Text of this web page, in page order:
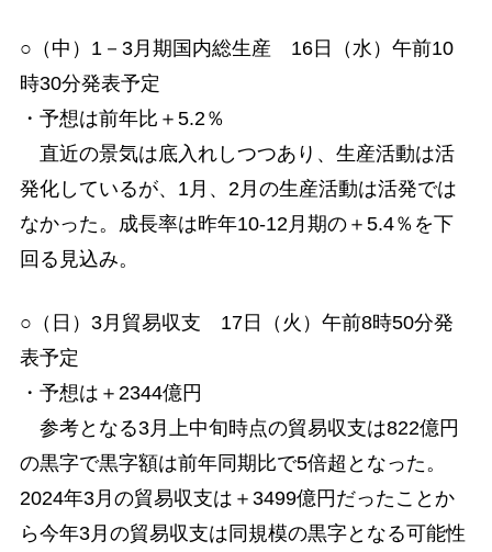
○（中）1－3月期国内総生産 16日（水）午前10
時30分発表予定
・予想は前年比＋5.2％
直近の景気は底入れしつつあり、生産活動は活
発化しているが、1月、2月の生産活動は活発では
なかった。成長率は昨年10-12月期の＋5.4％を下
回る見込み。
○（日）3月貿易収支 17日（火）午前8時50分発
表予定
・予想は＋2344億円
参考となる3月上中旬時点の貿易収支は822億円
の黒字で黒字額は前年同期比で5倍超となった。
2024年3月の貿易収支は＋3499億円だったことか
ら今年3月の貿易収支は同規模の黒字となる可能性